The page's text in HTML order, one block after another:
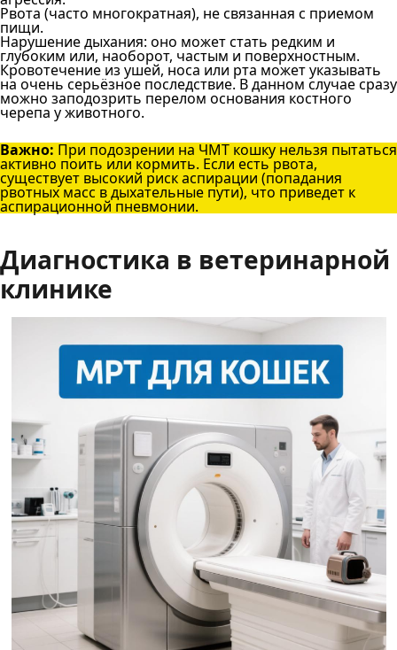
Рвота (часто многократная), не связанная с приемом
пищи.
Нарушение дыхания: оно может стать редким и
глубоким или, наоборот, частым и поверхностным.
Кровотечение из ушей, носа или рта может указывать
на очень серьёзное последствие. В данном случае сразу
можно заподозрить перелом основания костного
черепа у животного.
Важно: При подозрении на ЧМТ кошку нельзя пытаться
активно поить или кормить. Если есть рвота,
существует высокий риск аспирации (попадания
рвотных масс в дыхательные пути), что приведет к
аспирационной пневмонии.
Диагностика в ветеринарной
клинике